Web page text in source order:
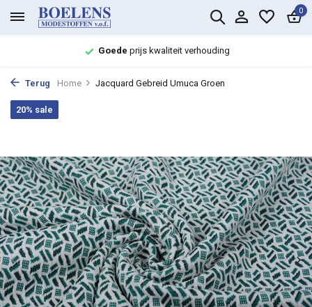
0
Goede prijs kwaliteit verhouding
Terug Home Jacquard Gebreid Umuca Groen
20% sale